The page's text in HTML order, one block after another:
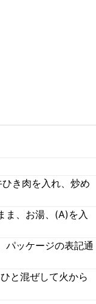
き肉を入れ、炒め
ま、お湯、(A)を入
パッケージの表記通
と混ぜして火から